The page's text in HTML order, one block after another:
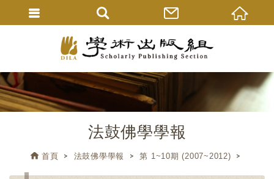
法鼓佛學學報
首頁 法鼓佛學學報 第 1~10期 (2007~2012)